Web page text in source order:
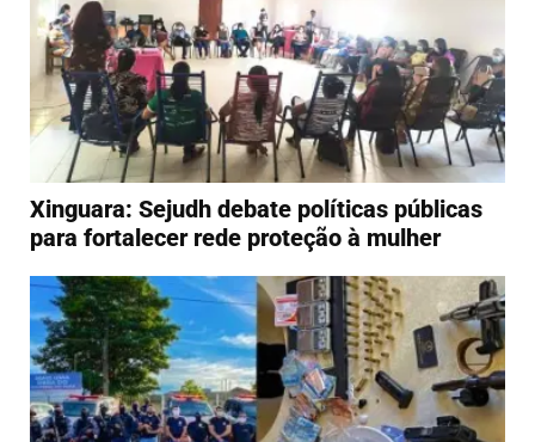
Xinguara: Sejudh debate políticas públicas
para fortalecer rede proteção à mulher